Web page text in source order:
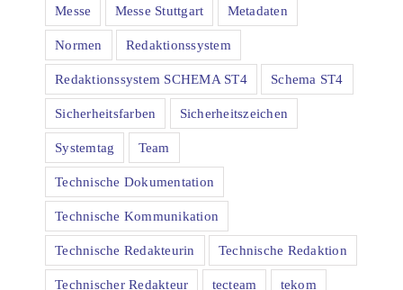
Messe Messe Stuttgart Metadaten
Normen Redaktionssystem
Redaktionssystem SCHEMA ST4 Schema ST4
Sicherheitsfarben Sicherheitszeichen
Systemtag Team
Technische Dokumentation
Technische Kommunikation
Technische Redakteurin Technische Redaktion
Technischer Redakteur tecteam tekom